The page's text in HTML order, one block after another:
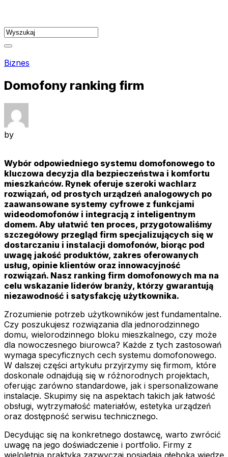
content
Biznes
Domofony ranking firm
by
Wybór odpowiedniego systemu domofonowego to
kluczowa decyzja dla bezpieczeństwa i komfortu
mieszkańców. Rynek oferuje szeroki wachlarz
rozwiązań, od prostych urządzeń analogowych po
zaawansowane systemy cyfrowe z funkcjami
wideodomofonów i integracją z inteligentnym
domem. Aby ułatwić ten proces, przygotowaliśmy
szczegółowy przegląd firm specjalizujących się w
dostarczaniu i instalacji domofonów, biorąc pod
uwagę jakość produktów, zakres oferowanych
usług, opinie klientów oraz innowacyjność
rozwiązań. Nasz ranking firm domofonowych ma na
celu wskazanie liderów branży, którzy gwarantują
niezawodność i satysfakcję użytkownika.
Zrozumienie potrzeb użytkowników jest fundamentalne.
Czy poszukujesz rozwiązania dla jednorodzinnego
domu, wielorodzinnego bloku mieszkalnego, czy może
dla nowoczesnego biurowca? Każde z tych zastosowań
wymaga specyficznych cech systemu domofonowego.
W dalszej części artykułu przyjrzymy się firmom, które
doskonale odnajdują się w różnorodnych projektach,
oferując zarówno standardowe, jak i spersonalizowane
instalacje. Skupimy się na aspektach takich jak łatwość
obsługi, wytrzymałość materiałów, estetyka urządzeń
oraz dostępność serwisu technicznego.
Decydując się na konkretnego dostawcę, warto zwrócić
uwagę na jego doświadczenie i portfolio. Firmy z
wieloletnią praktyką zazwyczaj posiadają głęboką wiedzę